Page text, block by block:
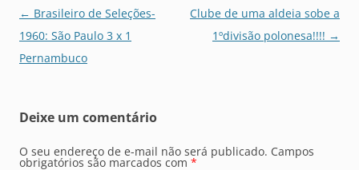
Navegação
de
posts
← Brasileiro de Seleções-
1960: São Paulo 3 x 1
Pernambuco
Clube de uma aldeia sobe a
1ºdivisão polonesa!!!! →
Deixe um comentário
O seu endereço de e-mail não será publicado. Campos
obrigatórios são marcados com *